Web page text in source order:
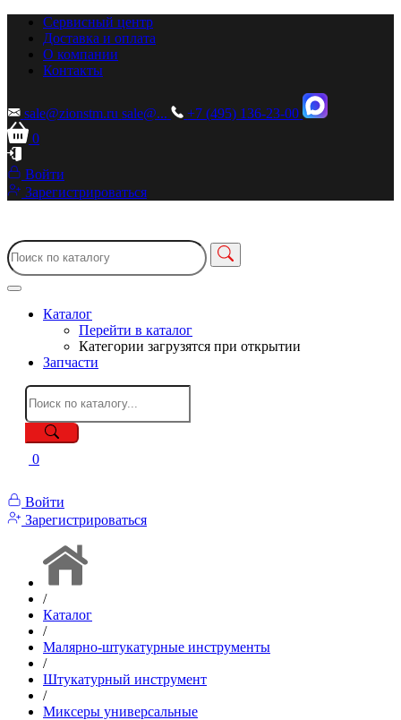
Сервисный центр
Доставка и оплата
О компании
Контакты
sale@zionstm.ru sale@...
+7 (495) 136-23-00
0
Войти
Зарегистрироваться
Каталог
Перейти в каталог
Категории загрузятся при открытии
Запчасти
0
Войти
Зарегистрироваться
/
Каталог
/
Малярно-штукатурные инструменты
/
Штукатурный инструмент
/
Миксеры универсальные